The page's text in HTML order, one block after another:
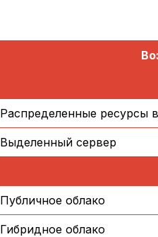
Распределенные ресурсы
Выделенный сервер
Публичное облако
Гибридное облако